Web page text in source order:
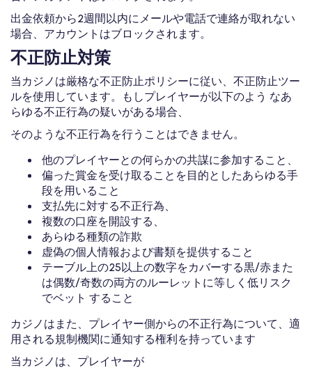
出金依頼から2週間以内にメールや電話で連絡が取れない
場合、アカウントはブロックされます。
不正防止対策
当カジノは厳格な不正防止ポリシーに従い、不正防止ツー
ルを使用しています。もしプレイヤーが以下のよう なあ
らゆる不正行為の疑いがある場合、
そのような不正行為を行うことはできません。
他のプレイヤーとの何らかの共謀に参加すること、
偏った賞金を受け取ることを目的としたあらゆる手
段を用いること
支払先に対する不正行為、
複数の口座を開設する、
あらゆる種類の詐欺
虚偽の個人情報および書類を提供すること
テーブル上の25以上の数字をカバーする黒/赤また
は偶数/奇数の両方のルーレットに等しく低リスク
でベット すること
カジノはまた、プレイヤー側からの不正行為について、適
用される規制機関に通知する権利を持っています
当カジノは、プレイヤーが